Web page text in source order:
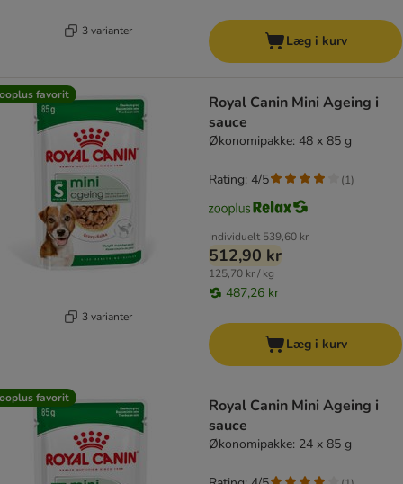
3 varianter
Læg i kurv
favorit
3 varianter
Royal Canin Mini Ageing i
sauce
Økonomipakke: 48 x 85 g
Individuelt 539,60 kr
512,90 kr
125,70 kr / kg
487,26 kr
Rating: 4/5 (1)
Læg i kurv
favorit
Royal Canin Mini Ageing i
sauce
Økonomipakke: 24 x 85 g